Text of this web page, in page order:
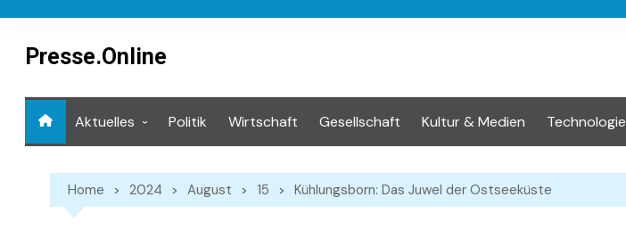
contentPresse.Online
Aktuelles Politik Wirtschaft Gesellschaft Kultur & Medien Technologie
Home 2024 August 15 Kühlungsborn: Das Juwel der Ostseeküste